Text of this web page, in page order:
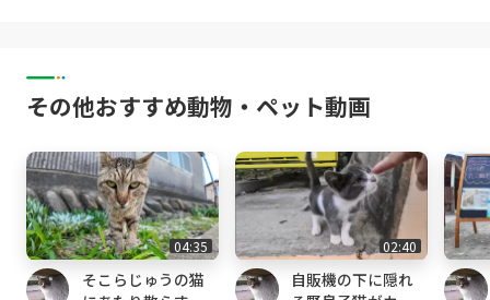
るか Luca (アビシニアン レッド Abyssinian R
ed, male ♂ ;January 16, 2017-)
ddy, male ♂ ;January 16, 2017-)
らな Lana (サビ猫 tortoiseshell cat, female
♀; July, 2017- )
アリス Alice (スコティッシュ・フォールド Scot
tish fold mele ♂ April,2019- )
ここ Coco （キジトラ Brown Mackerel Tabby,
その他おすすめ動物・ペット動画
04:35
そこらじゅうの猫
02:40
自販機の下に隠れ